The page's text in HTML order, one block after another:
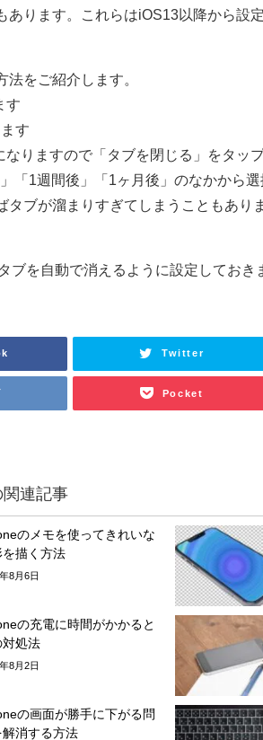
あります。これらはiOS13以降から設
法をご紹介します。
す
す
りますので「タブを閉じる」をタッ
1週間後」「1ヶ月後」のなかから選
タブが溜まりすぎてしまうこともあり
ブを自動で消えるように設定しておき
Twitter
Pocket
関連記事
のメモを使ってきれいな
を描く方法
8月6日
の充電に時間がかかると
対処法
8月2日
の画面が勝手に下がる問
解消する方法